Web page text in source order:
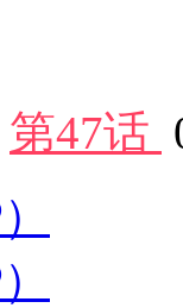
第47话